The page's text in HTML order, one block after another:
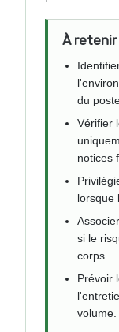
À
du
Vérifier
notices
lorsque
si le
corps.
Prévoir
volume.